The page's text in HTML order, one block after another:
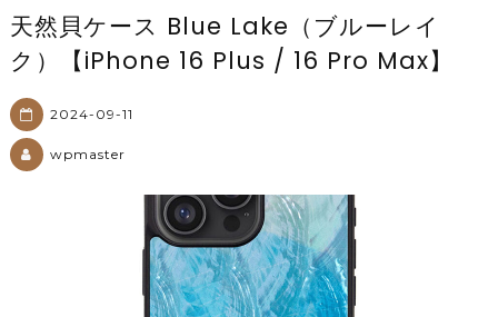
天然貝ケース Blue Lake（ブルーレイ
ク）【iPhone 16 Plus / 16 Pro Max】
2024-09-11
wpmaster